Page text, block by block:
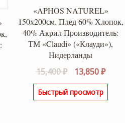
«APHOS NATUREL»
150х200см. Плед 60% Хлопок,
40% Акрил Производитель:
ТМ «Claudi» («Клауди»),
Нидерланды
15,400₽
цена
составляла
13,850₽
Быстрый просмотр